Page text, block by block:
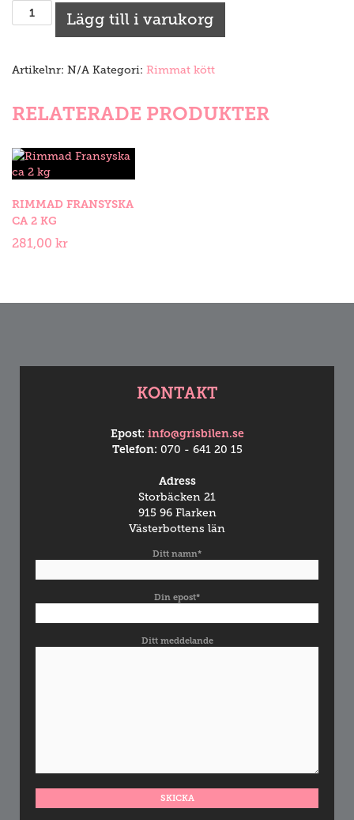
Rimmat
Sidfläsk
Lägg till i varukorg
Artikelnr: N/A Kategori: Rimmat kött
RELATERADE PRODUKTER
Rimmad
ca
2
kg
RIMMAD FRANSYSKA
CA 2 KG
281,00 kr
KONTAKT
Epost: info@grisbilen.se
Telefon: 070 - 641 20 15
Adress
Storbäcken 21
915 96 Flarken
Västerbottens län
Ditt namn*
Din epost*
Ditt meddelande